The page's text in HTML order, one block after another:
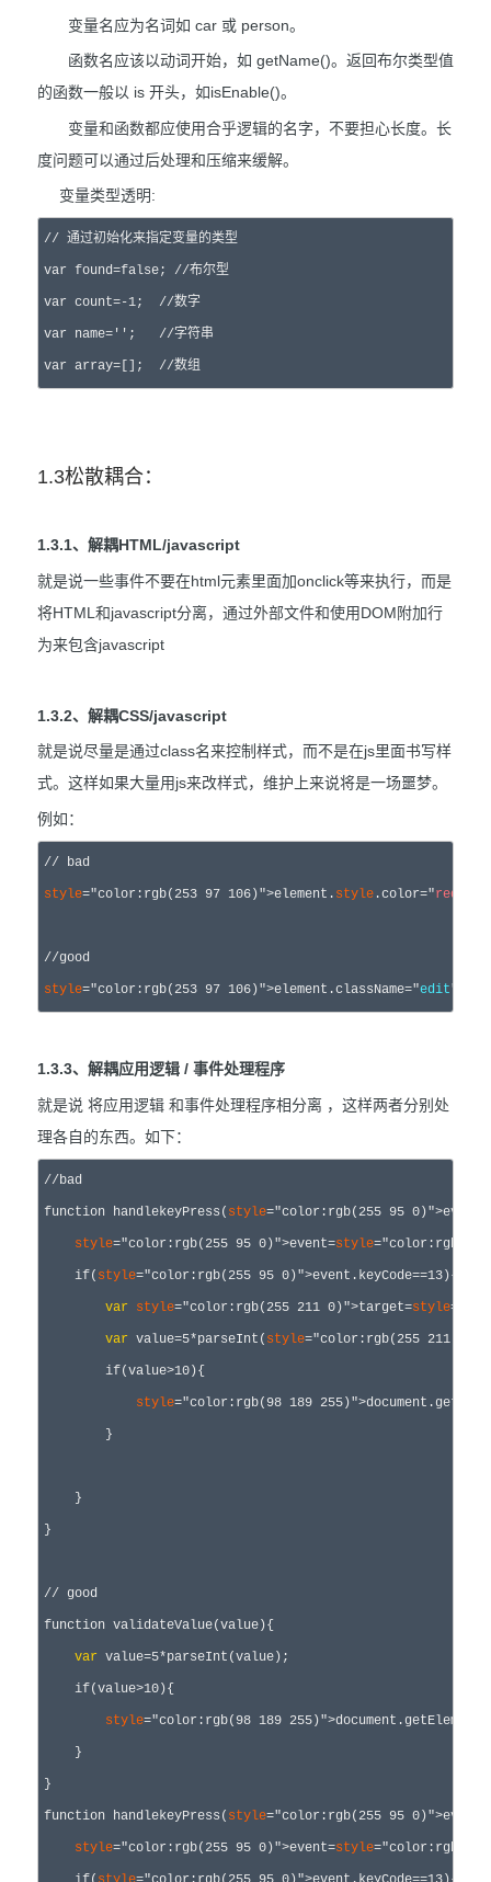
变量名应为名词如 car 或 person。
函数名应该以动词开始，如 getName()。返回布尔类型值
的函数一般以 is 开头，如isEnable()。
变量和函数都应使用合乎逻辑的名字，不要担心长度。长
度问题可以通过后处理和压缩来缓解。
变量类型透明:
// 通过初始化来指定变量的类型
var found=false; //布尔型
var count=-1;  //数字
var name='';   //字符串
1.3松散耦合：
1.3.1、解耦HTML/javascript
就是说一些事件不要在html元素里面加onclick等来执行，而是
将HTML和javascript分离，通过外部文件和使用DOM附加行
为来包含javascript
1.3.2、解耦CSS/javascript
就是说尽量是通过class名来控制样式，而不是在js里面书写样
式。这样如果大量用js来改样式，维护上来说将是一场噩梦。
例如：
// bad
style="color:rgb(253 97 106)">element. style .color="red
//good
style="color:rgb(253 97 106)">element.className="edit";
1.3.3、解耦应用逻辑 / 事件处理程序
就是说 将应用逻辑 和事件处理程序相分离 ，这样两者分别处
理各自的东西。如下：
//bad
function handlekeyPress( style="color:rgb(255 95 0)">event
style="color:rgb(255 95 0)">event=style="color:rgb(98
if( style="color:rgb(255 95 0)">event.keyCode==13){
var style="color:rgb(255 211 0)">target=style
var value=5*parseInt( style="color:rgb(255 211
if(value>10){
style="color:rgb(98 189 255)">document
        }
    }
}
// good
function validateValue(value){
var value=5*parseInt(value);
if(value>10){
style="color:rgb(98 189 255)">document
    }
function handlekeyPress( style="color:rgb(255 95 0)">event
style="color:rgb(255 95 0)">event=style="color:rgb(98